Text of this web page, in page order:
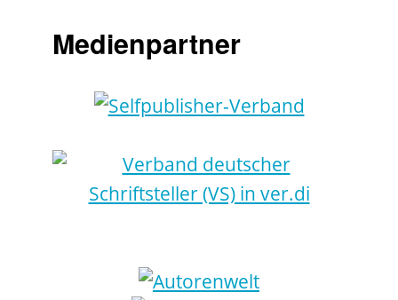
Medienpartner